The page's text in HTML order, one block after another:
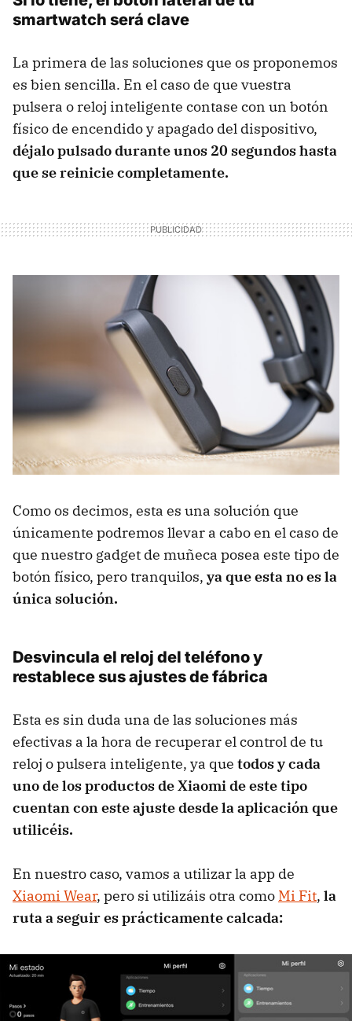
smartwatch será clave
La primera de las soluciones que os proponemos
es bien sencilla. En el caso de que vuestra
pulsera o reloj inteligente contase con un botón
físico de encendido y apagado del dispositivo,
déjalo pulsado durante unos 20 segundos hasta
que se reinicie completamente.
Como os decimos, esta es una solución que
únicamente podremos llevar a cabo en el caso de
que nuestro gadget de muñeca posea este tipo de
botón físico, pero tranquilos, ya que esta no es la
única solución.
Desvincula el reloj del teléfono y
restablece sus ajustes de fábrica
Esta es sin duda una de las soluciones más
efectivas a la hora de recuperar el control de tu
reloj o pulsera inteligente, ya que todos y cada
uno de los productos de Xiaomi de este tipo
cuentan con este ajuste desde la aplicación que
utilicéis.
En nuestro caso, vamos a utilizar la app de
Xiaomi Wear, pero si utilizáis otra como Mi Fit, la
ruta a seguir es prácticamente calcada: